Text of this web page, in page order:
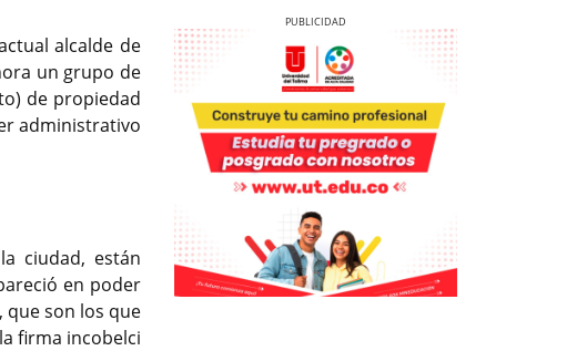
alcalde de
un grupo de
de propiedad
administrativo
ciudad, están
en poder
son los que
firma incobelci
Previous